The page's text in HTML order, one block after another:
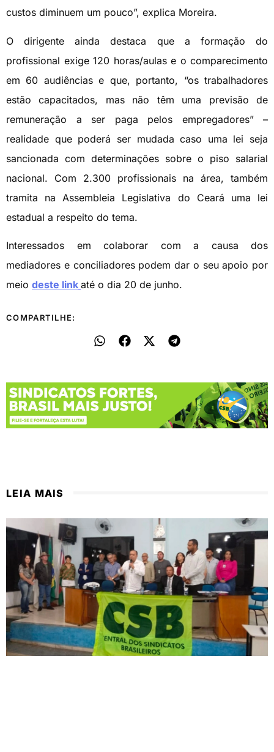
custos diminuem um pouco”, explica Moreira.
O dirigente ainda destaca que a formação do
profissional exige 120 horas/aulas e o comparecimento
em 60 audiências e que, portanto, “os trabalhadores
estão capacitados, mas não têm uma previsão de
remuneração a ser paga pelos empregadores” –
realidade que poderá ser mudada caso uma lei seja
sancionada com determinações sobre o piso salarial
nacional. Com 2.300 profissionais na área, também
tramita na Assembleia Legislativa do Ceará uma lei
estadual a respeito do tema.
Interessados em colaborar com a causa dos
mediadores e conciliadores podem dar o seu apoio por
meio deste link até o dia 20 de junho.
COMPARTILHE:
LEIA MAIS